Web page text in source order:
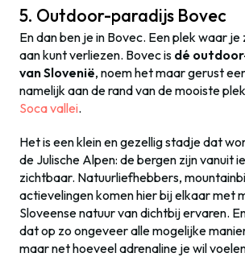
5. Outdoor-paradijs Bovec
En dan ben je in Bovec. Een plek waar
aan kunt verliezen. Bovec is dé
van Slovenië, noem het maar gerust
namelijk aan de rand van de mooiste
Soca vallei.
Het is een klein en gezellig stadje dat
de Julische Alpen: de bergen zijn vanuit
zichtbaar. Natuurliefhebbers,
actievelingen komen hier bij elkaar met
Sloveense natuur van dichtbij ervaren.
dat op zo ongeveer alle mogelijke
maar net hoeveel adrenaline je wil